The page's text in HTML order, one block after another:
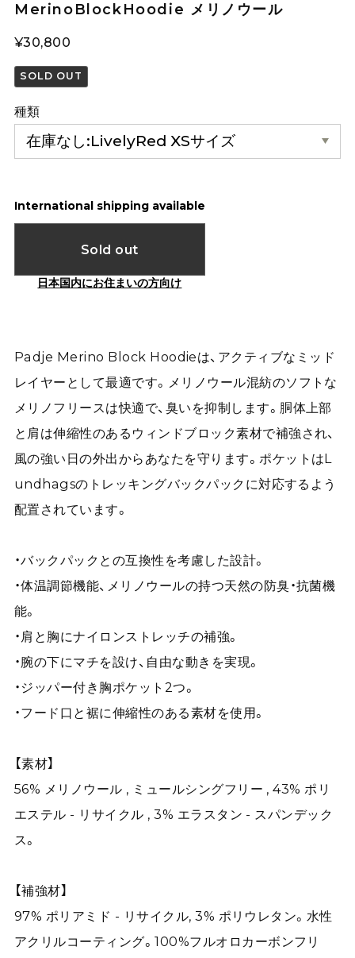
MerinoBlockHoodie メリノウール
¥30,800
SOLD OUT
種類
International shipping available
Sold out
日本国内にお住まいの方向け
Padje Merino Block Hoodieは、アクティブなミッド
レイヤーとして最適です。メリノウール混紡のソフトな
メリノフリースは快適で、臭いを抑制します。胴体上部
と肩は伸縮性のあるウィンドブロック素材で補強され、
風の強い日の外出からあなたを守ります。ポケットはL
undhagsのトレッキングバックパックに対応するよう
配置されています。
・バックパックとの互換性を考慮した設計。
・体温調節機能、メリノウールの持つ天然の防臭・抗菌機
能。
・肩と胸にナイロンストレッチの補強。
・腕の下にマチを設け、自由な動きを実現。
・ジッパー付き胸ポケット2つ。
・フード口と裾に伸縮性のある素材を使用。
【素材】
56% メリノウール , ミュールシングフリー , 43% ポリ
エステル - リサイクル , 3% エラスタン - スパンデック
ス。
【補強材】
97% ポリアミド - リサイクル, 3% ポリウレタン。水性
アクリルコーティング。100%フルオロカーボンフリ